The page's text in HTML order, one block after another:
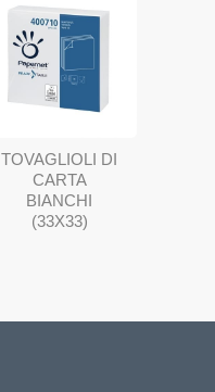
TOVAGLIOLI DI
CARTA
BIANCHI
(33X33)